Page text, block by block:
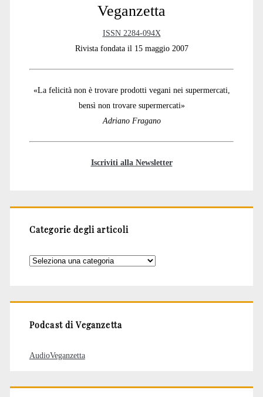
Veganzetta
ISSN 2284-094X
Rivista fondata il 15 maggio 2007
«La felicità non è trovare prodotti vegani nei supermercati,
bensì non trovare supermercati»
Adriano Fragano
Iscriviti alla Newsletter
Categorie degli articoli
Categorie
Podcast di Veganzetta
AudioVeganzetta